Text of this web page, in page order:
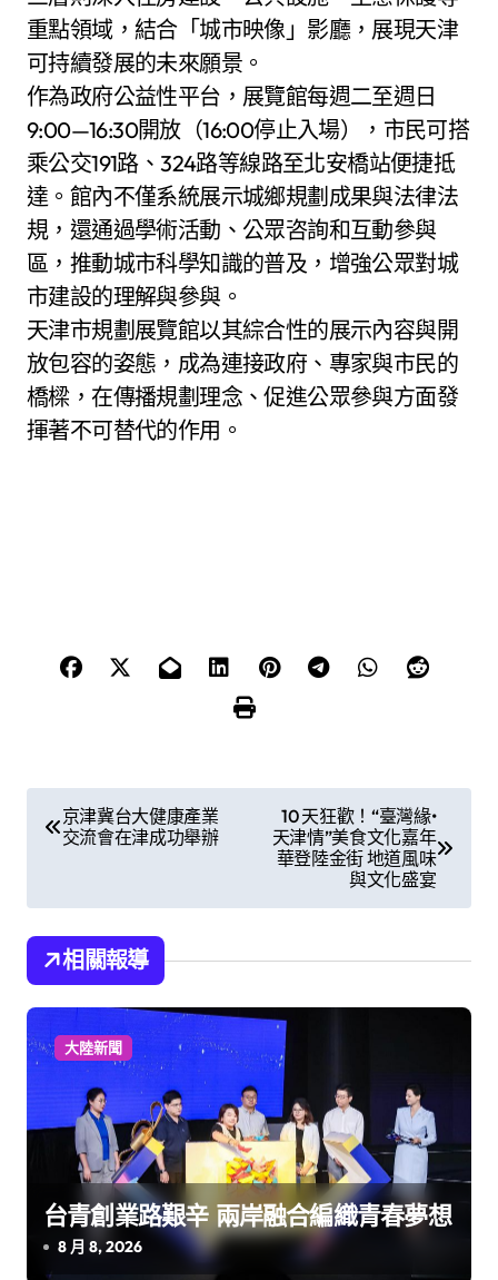
重點領域，結合「城市映像」影廳，展現天津
可持續發展的未來願景。
作為政府公益性平台，展覽館每週二至週日
9:00—16:30開放（16:00停止入場），市民可搭
乘公交191路、324路等線路至北安橋站便捷抵
達。館內不僅系統展示城鄉規劃成果與法律法
規，還通過學術活動、公眾咨詢和互動參與
區，推動城市科學知識的普及，增強公眾對城
市建設的理解與參與。
天津市規劃展覽館以其綜合性的展示內容與開
放包容的姿態，成為連接政府、專家與市民的
橋樑，在傳播規劃理念、促進公眾參與方面發
揮著不可替代的作用。
文
導
覽
京津冀台大健康產業
交流會在津成功舉辦
10 天狂歡！“臺灣緣•
天津情”美食文化嘉年
華登陸金街 地道風味
與文化盛宴
相關報導
大陸新聞
台青創業路艱辛 兩岸融合編織青春夢想
8 月 8, 2026